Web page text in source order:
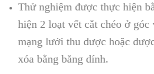
Thử nghiệm được thực hiện
hiện 2 loạt vết cắt chéo ở góc
mạng lưới thu được hoặc
xóa bằng băng dính.